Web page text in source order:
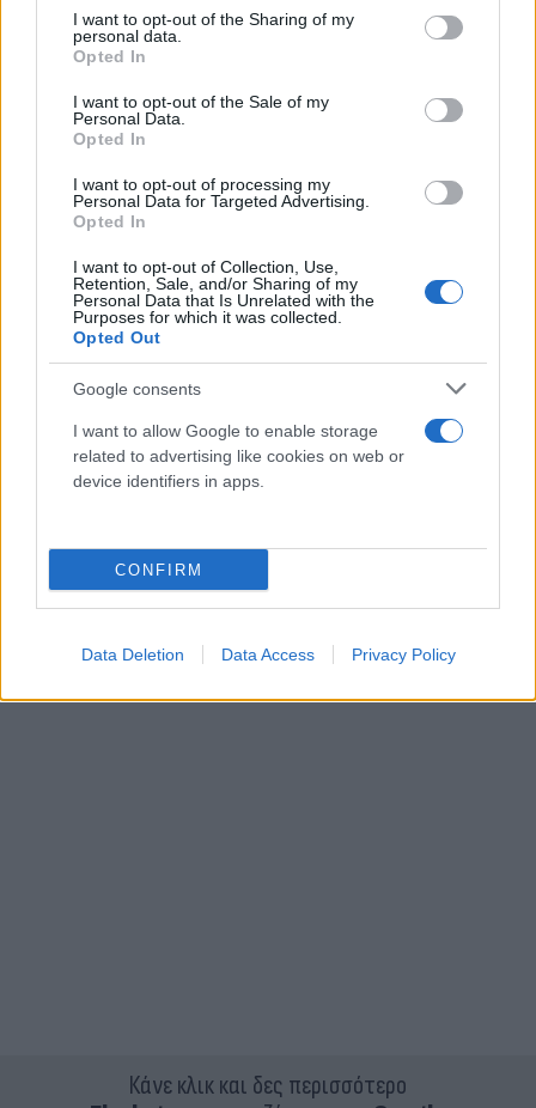
not limited to your visit or usage behaviour. You may click to
grant or deny consent to Google and its third-party tags to
use your data for below specified purposes in below Google
consent section.
I want to opt-out of the Sharing of my
personal data.
Opted In
I want to opt-out of the Sale of my
Personal Data.
Opted In
I want to opt-out of processing my
Personal Data for Targeted Advertising.
Opted In
I want to opt-out of Collection, Use,
Retention, Sale, and/or Sharing of my
Personal Data that Is Unrelated with the
Purposes for which it was collected.
Opted Out
Google consents
I want to allow Google to enable storage
related to advertising like cookies on web or
device identifiers in apps.
CONFIRM
Data Deletion Data Access Privacy Policy
ΝΕΑ ΖΗΛΑΝΔΙΑ(Κάμερον): Τε Ράνγκι 19 (1/2
δίποντα, 4/8 τρίποντα, 5/7 βολές, 5 ριμπάουντ),
ριμπάουντ, 4 ασίστ), Ίλι 27 (5/11 δίποντα, 3/5
τρίποντα, 8/9 βολές, 5 ριμπάουντ, 8 ασίστ),
τρίποντα)
Κάνε κλικ και δες περισσότερο